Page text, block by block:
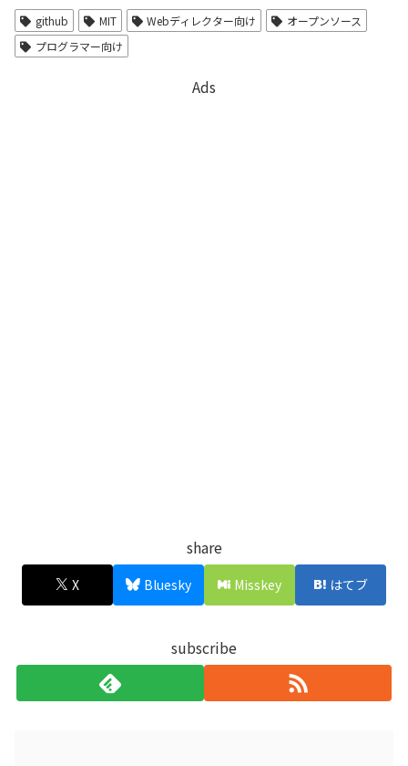
github MIT Webディレクター向け
オープンソース
プログラマー向け
Ads
share
X Bluesky Misskey はてブ
subscribe